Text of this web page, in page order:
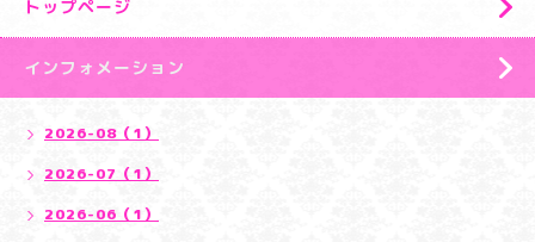
トップページ
インフォメーション
2026-08（1）
2026-07（1）
2026-06（1）